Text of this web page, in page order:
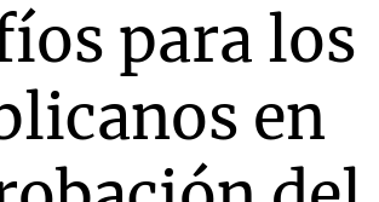
para los
en